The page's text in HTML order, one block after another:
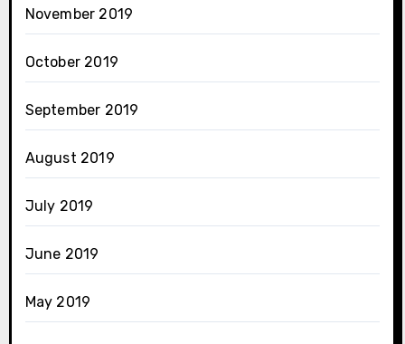
November 2019
October 2019
September 2019
August 2019
July 2019
June 2019
May 2019